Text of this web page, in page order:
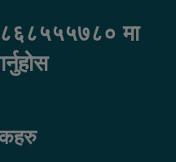
९८६८५५५७८० मा